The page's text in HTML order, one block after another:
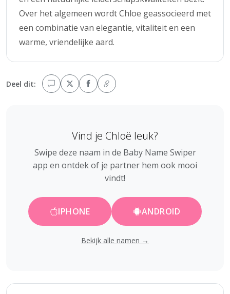
Over het algemeen wordt Chloe geassocieerd met
een combinatie van elegantie, vitaliteit en een
warme, vriendelijke aard.
Deel dit:
Vind je Chloë leuk?
Swipe deze naam in de Baby Name Swiper
app en ontdek of je partner hem ook mooi
vindt!
IPHONE ANDROID
Bekijk alle namen →